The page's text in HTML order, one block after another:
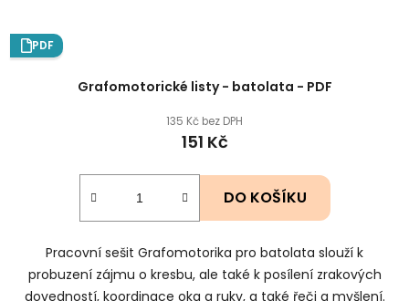
PDF
Grafomotorické listy - batolata - PDF
135 Kč bez DPH
151 Kč
DO KOŠÍKU
Pracovní sešit Grafomotorika pro batolata slouží k
probuzení zájmu o kresbu, ale také k posílení zrakových
dovedností, koordinace oka a ruky, a také řeči a myšlení.